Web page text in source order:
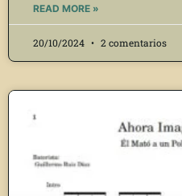
READ MORE »
20/10/2024 2 comentarios